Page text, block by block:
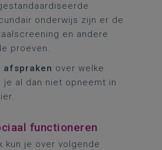
onderwijs zijn er de
en andere
proeven.
afspraken over welke
je al dan niet opneemt in
functioneren
kun je over volgende